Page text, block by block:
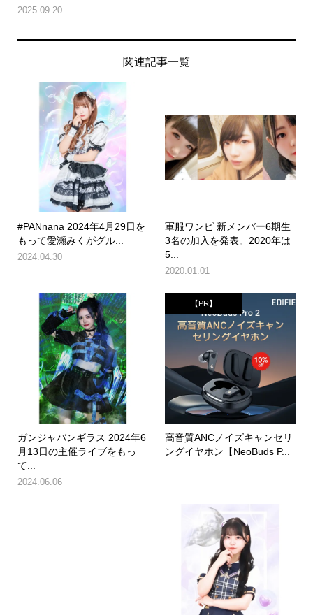
2025.09.20
関連記事一覧
#PANnana 2024年4月29日を
もって愛瀬みくがグル...
2024.04.30
軍服ワンピ 新メンバー6期生
3名の加入を発表。2020年は
5...
2020.01.01
ガンジャバンギラス 2024年6
月13日の主催ライブをもっ
て...
2024.06.06
【PR】
高音質ANCノイズキャンセリ
ングイヤホン【NeoBuds P...